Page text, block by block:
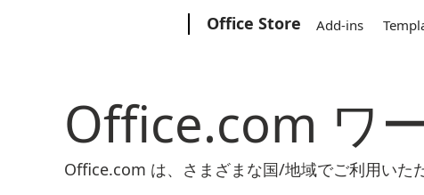
Office Store Add-ins
Office.com ワ
Office.com は、さまざまな国/地域でご利用いた